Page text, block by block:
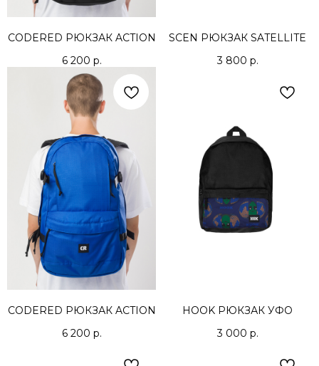
CODERED РЮКЗАК ACTION
6 200 р.
SCEN РЮКЗАК SATELLITE
3 800 р.
CODERED РЮКЗАК ACTION
6 200 р.
HOOK РЮКЗАК УФО
3 000 р.